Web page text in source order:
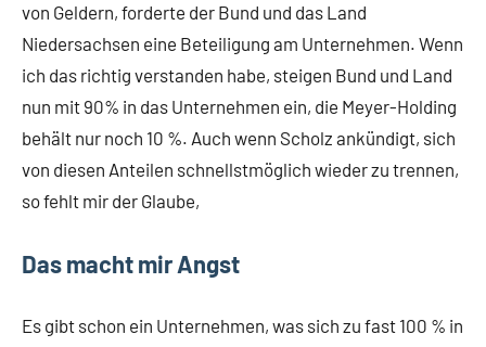
von Geldern, forderte der Bund und das Land
Niedersachsen eine Beteiligung am Unternehmen. Wenn
ich das richtig verstanden habe, steigen Bund und Land
nun mit 90% in das Unternehmen ein, die Meyer-Holding
behält nur noch 10 %. Auch wenn Scholz ankündigt, sich
von diesen Anteilen schnellstmöglich wieder zu trennen,
so fehlt mir der Glaube,
Das macht mir Angst
Es gibt schon ein Unternehmen, was sich zu fast 100 % in